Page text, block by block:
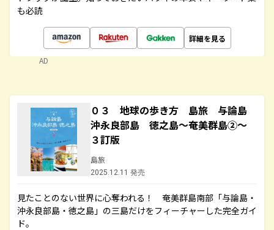
も必読
詳細を見る
AD
０３ 地球の歩き方 島旅 与論島
沖永良部島 徳之島～奄美群島②～
３訂版
島旅
2025.12.11 発売
見たことのない世界に心奪われる！ 奄美群島南部「与論島・
沖永良部島・徳之島」の三島だけをフィーチャーした完全ガイ
ド。